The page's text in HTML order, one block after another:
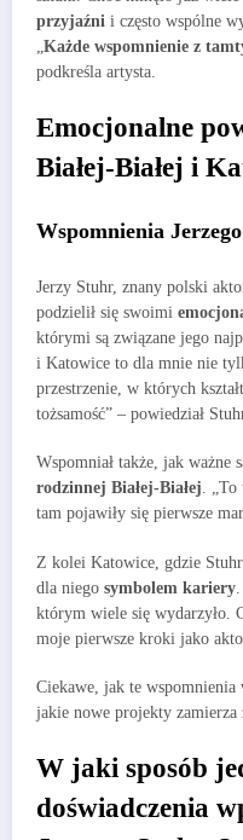
przyjaźni i często wspólne
„Każde wspomnienie z
podkreśla artysta.
Emocjonalne
Białej-Białej i
Wspomnienia
Jerzy Stuhr, znany polski
podzielił się swoimi
którymi są związane jego
i Katowice to dla mnie nie
przestrzenie, w których
tożsamość” – powiedział
Wspomniał także, jak ważne
rodzinnej Białej-Białej. „To
tam pojawiły się pierwsze
Z kolei Katowice, gdzie
dla niego symbolem kariery
którym wiele się wydarzyło.
moje pierwsze kroki jako
Ciekawe, jak te wspomnienia
jakie nowe projekty zamierza
W jaki sposób
doświadczenia